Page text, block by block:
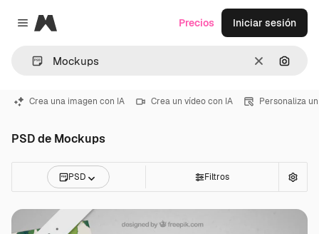
Close menu
Magnific
Borrar
Precios Iniciar sesión
Crea una imagen con IA Crea un vídeo con IA Personaliza
PSD de Mockups
PSD Filtros